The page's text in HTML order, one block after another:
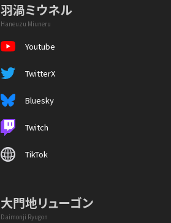
羽渦ミウネル
Haneuzu Miuneru
Youtube
TwitterX
Bluesky
Twitch
TikTok
大門地リューゴン
Daimonji Ryugon